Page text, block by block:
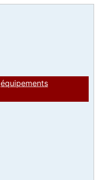
équipements